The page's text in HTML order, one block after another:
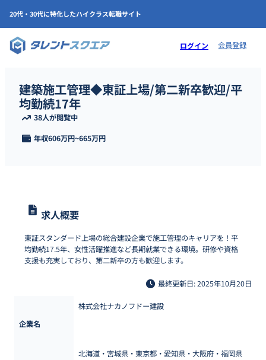
20代・30代に特化したハイクラス転職サイト
ログイン 会員登録
建築施工管理◆東証上場/第二新卒歓迎/平
均勤続17年
38人が閲覧中
年収606万円~665万円
求人概要
東証スタンダード上場の総合建設企業で施工管理のキャリアを！平
均勤続17.5年、女性活躍推進など長期就業できる環境。研修や資格
支援も充実しており、第二新卒の方も歓迎します。
最終更新日: 2025年10月20日
企業名
株式会社ナカノフドー建設
北海道・宮城県・東京都・愛知県・大阪府・福岡県